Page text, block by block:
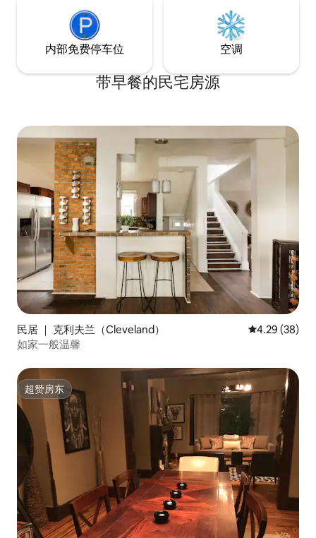
内部免费停车位 空调
带早餐的民宅房源
民居 ｜ 克利夫兰（Cleveland） 平均评分
4.29 (38)
如家一般温馨
超赞房东
超赞房东